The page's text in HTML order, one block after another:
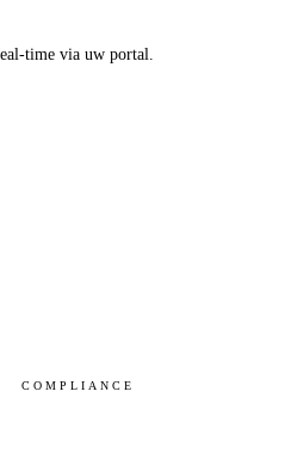
time via uw portal.
COMPLIANCE